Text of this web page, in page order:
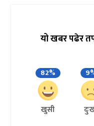
यो खबर पढेर
82%
खुसी